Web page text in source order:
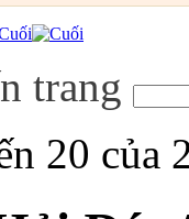
trang
20 của